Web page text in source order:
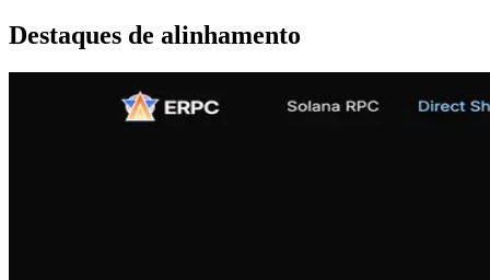
Destaques de alinhamento